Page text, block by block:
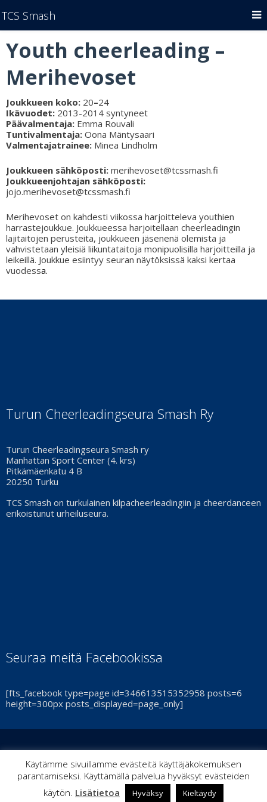
Youth cheerleading –
Merihevoset
Joukkueen koko: 20–24
Ikävuodet: 2013-2014 syntyneet
Päävalmentaja: Emma Rouvali
Tuntivalmentaja: Oona Mäntysaari
Valmentajatrainee: Minea Lindholm
Joukkueen sähköposti: merihevoset@tcssmash.fi
Joukkueenjohtajan sähköposti:
jojo.merihevoset@tcssmash.fi
Merihevoset on kahdesti viikossa harjoitteleva youthien
harrastejoukkue. Joukkueessa harjoitellaan cheerleadingin
lajitaitojen perusteita, joukkueen jäsenenä olemista ja
vahvistetaan yleisiä liikuntataitoja monipuolisilla harjoitteilla ja
leikeillä. Joukkue esiintyy seuran näytöksissä kaksi kertaa
vuodessa.
Turun Cheerleadingseura Smash Ry
Turun Cheerleadingseura Smash ry
Manhattan Sport Center (4. krs)
Pitkämäenkatu 4 B
20250 Turku
TCS Smash on turkulainen kilpacheerleadingiin ja cheerdanceen
erikoistunut urheiluseura.
Seuraa meitä Facebookissa
[fts_facebook type=page id=346613515352958 posts=6
height=300px posts_displayed=page_only]
© Turun Cheerleadingseura Smash Ry 2021 | ByItPoint
Kaikki oikeudet pidätetään
TCS Smash
Käytämme sivuillamme evästeitä käyttäjäkokemuksen
parantamiseksi. Käyttämällä palvelua hyväksyt evästeiden
käytön. Lisätietoa Hyväksy Kieltäydy